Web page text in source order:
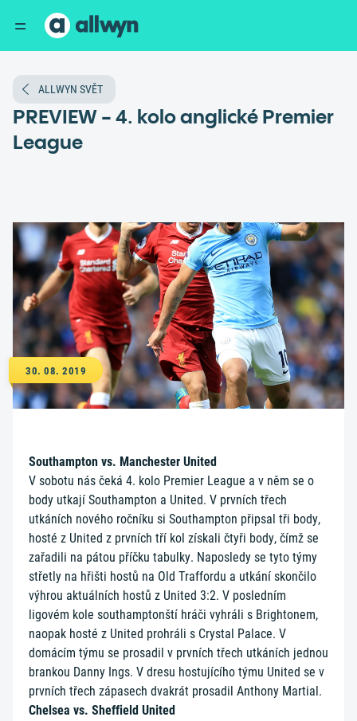
ALLWYN SVĚT
PREVIEW - 4. kolo anglické Premier
League
30. 08. 2019
Southampton vs. Manchester United
V sobotu nás čeká 4. kolo Premier League a v něm se o
body utkají Southampton a United. V prvních třech
utkáních nového ročníku si Southampton připsal tři body,
hosté z United z prvních tří kol získali čtyři body, čímž se
zařadili na pátou příčku tabulky. Naposledy se tyto týmy
střetly na hřišti hostů na Old Traffordu a utkání skončilo
výhrou aktuálních hostů z United 3:2. V posledním
ligovém kole southamptonští hráči vyhráli s Brightonem,
naopak hosté z United prohráli s Crystal Palace. V
domácím týmu se prosadil v prvních třech utkáních jednou
brankou Danny Ings. V dresu hostujícího týmu United se v
prvních třech zápasech dvakrát prosadil Anthony Martial.
Chelsea vs. Sheffield United